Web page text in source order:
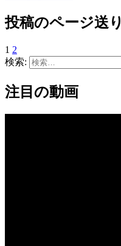
投稿のページ送り
1 2
検索:
注目の動画